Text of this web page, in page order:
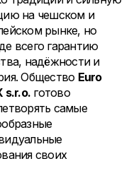
на чешском и
рынке, но
всего гарантию
надёжности и
Общество Euro
s.r.o. готово
самые
своих